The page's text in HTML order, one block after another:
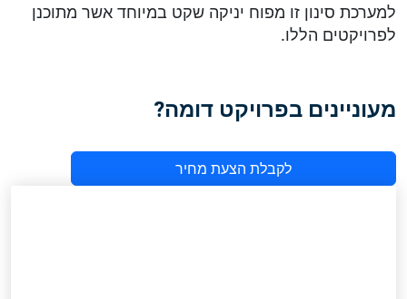
למערכת סינון זו מפוח יניקה שקט במיוחד אשר מתוכנן
לפרויקטים הללו.
מעוניינים בפרויקט דומה?
לקבלת הצעת מחיר